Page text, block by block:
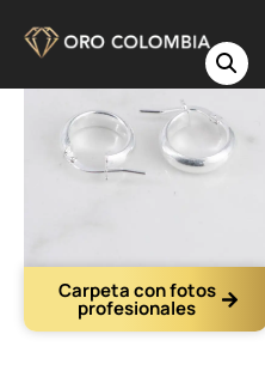
Carpeta con fotos
profesionales